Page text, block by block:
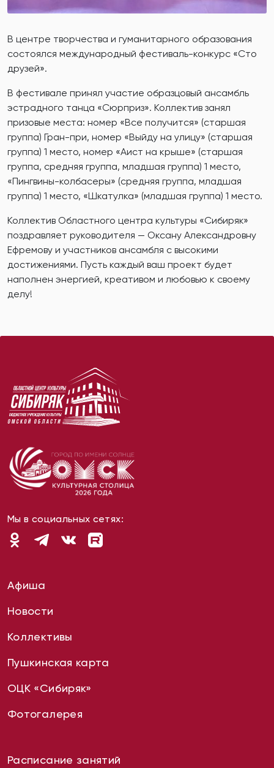
В центре творчества и гуманитарного образования
состоялся международный фестиваль-конкурс «Сто
друзей».
В фестивале принял участие образцовый ансамбль
эстрадного танца «Сюрприз». Коллектив занял
призовые места: номер «Все получится» (старшая
группа) Гран-при, номер «Выйду на улицу» (старшая
группа) 1 место, номер «Аист на крыше» (старшая
группа, средняя группа, младшая группа) 1 место,
«Пингвины-колбасеры» (средняя группа, младшая
группа) 1 место, «Шкатулка» (младшая группа) 1 место.
Коллектив Областного центра культуры «Сибиряк»
поздравляет руководителя — Оксану Александровну
Ефремову и участников ансамбля с высокими
достижениями. Пусть каждый ваш проект будет
наполнен энергией, креативом и любовью к своему
делу!
Мы в социальных сетях:
Афиша
Новости
Коллективы
Пушкинская карта
ОЦК «Сибиряк»
Фотогалерея
Расписание занятий